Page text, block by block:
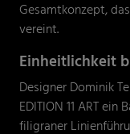
Gesamtkonzept,
vereint.
Einheitlichkeit
Designer Dominik
EDITION 11 ART
filigraner